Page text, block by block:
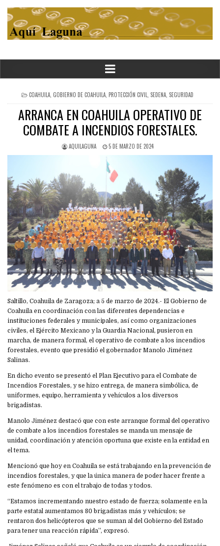
POSTED
IN
COAHUILA GOBIERNO DE COAHUILA PROTECCIÓN CIVIL SEDENA SEGURIDAD
ARRANCA EN COAHUILA OPERATIVO DE
COMBATE A INCENDIOS FORESTALES.
AQUILAGUNA 5 DE MARZO DE 2024
Saltillo, Coahuila de Zaragoza; a 5 de marzo de 2024.- El Gobierno de
Coahuila en coordinación con las diferentes dependencias e
instituciones federales y municipales, así como organizaciones
civiles, el Ejército Mexicano y la Guardia Nacional, pusieron en
marcha, de manera formal, el operativo de combate a los incendios
forestales, evento que presidió el gobernador Manolo Jiménez
Salinas.
En dicho evento se presentó el Plan Ejecutivo para el Combate de
Incendios Forestales, y se hizo entrega, de manera simbólica, de
uniformes, equipo, herramienta y vehículos a los diversos
brigadistas.
Manolo Jiménez destacó que con este arranque formal del operativo
de combate a los incendios forestales se manda un mensaje de
unidad, coordinación y atención oportuna que existe en la entidad en
el tema.
Mencionó que hoy en Coahuila se está trabajando en la prevención de
incendios forestales, y que la única manera de poder hacer frente a
este fenómeno es con el trabajo de todas y todos.
“Estamos incrementando nuestro estado de fuerza; solamente en la
parte estatal aumentamos 80 brigadistas más y vehículos; se
rentaron dos helicópteros que se suman al del Gobierno del Estado
para tener una reacción rápida”, expresó.